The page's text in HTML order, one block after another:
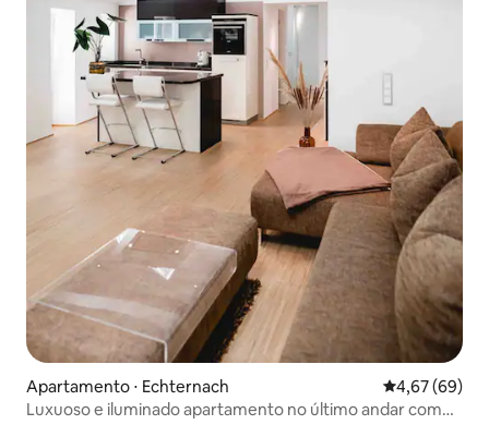
Apartamento ⋅ Echternach 4,67 de uma
4,67 (69)
Luxuoso e iluminado apartamento no último andar com